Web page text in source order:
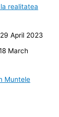
realitatea
29 April 2023
March
Muntele